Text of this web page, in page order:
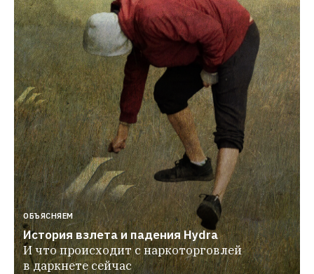
ОБЪЯСНЯЕМ
История взлета и падения Hydra
И что происходит с наркоторговлей
в даркнете сейчас